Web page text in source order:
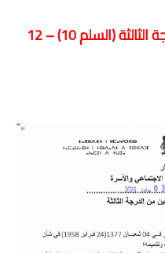
مباراة توظيف متصرفين من الدرجة الثالثة (السلم 10) – 12